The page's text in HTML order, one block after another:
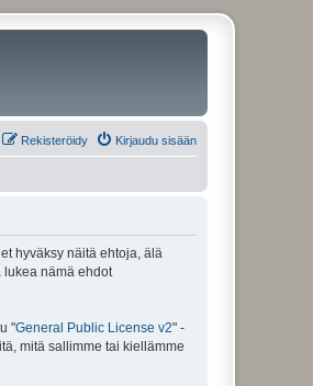
Kirjaudu sisään
Rekisteröidy
hyväksy näitä ehtoja, älä
lukea nämä ehdot
"General Public License v2" -
mitä sallimme tai kiellämme